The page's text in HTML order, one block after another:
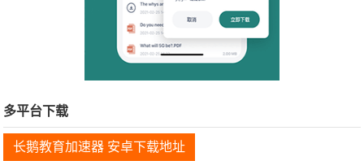
多平台下载
长鹅教育加速器 安卓下载地址